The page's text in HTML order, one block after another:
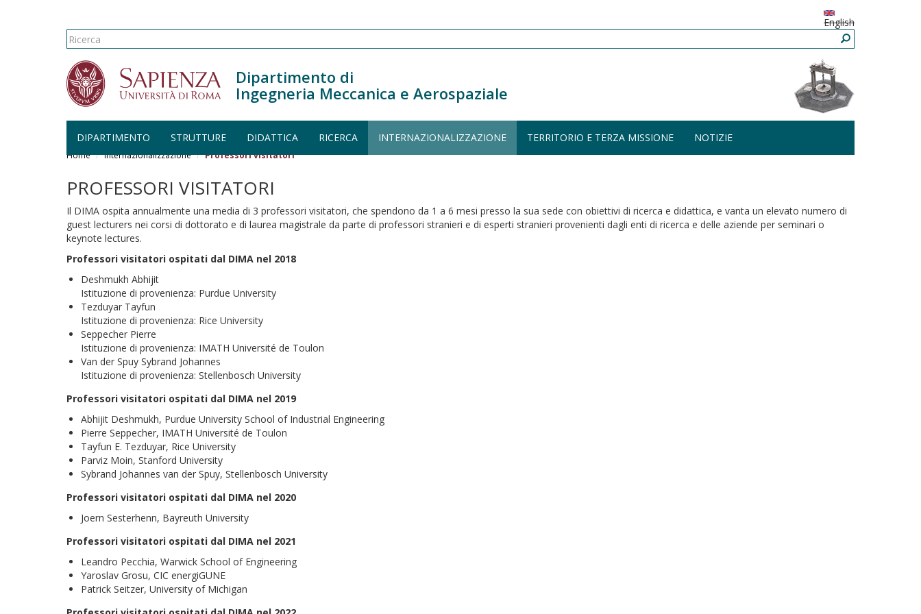
Salta al contenuto principale
English
Form di ricerca
Ricerca
Dipartimento di
Ingegneria Meccanica e Aerospaziale
DIPARTIMENTO STRUTTURE DIDATTICA RICERCA INTERNAZIONALIZZAZIONE TERRITORIO E TERZA MISSIONE NOTIZIE
Home Internazionalizzazione Professori visitatori
PROFESSORI VISITATORI
Il DIMA ospita annualmente una media di 3 professori visitatori, che spendono da 1 a 6 mesi presso la sua sede con obiettivi di ricerca e didattica, e vanta un elevato numero di
guest lecturers nei corsi di dottorato e di laurea magistrale da parte di professori stranieri e di esperti stranieri provenienti dagli enti di ricerca e delle aziende per seminari o
keynote lectures.
Professori visitatori ospitati dal DIMA nel 2018
Deshmukh Abhijit
Istituzione di provenienza: Purdue University
Tezduyar Tayfun
Istituzione di provenienza: Rice University
Seppecher Pierre
Istituzione di provenienza: IMATH Université de Toulon
Van der Spuy Sybrand Johannes
Istituzione di provenienza: Stellenbosch University
Professori visitatori ospitati dal DIMA nel 2019
Abhijit Deshmukh, Purdue University School of Industrial Engineering
Pierre Seppecher, IMATH Université de Toulon
Tayfun E. Tezduyar, Rice University
Parviz Moin, Stanford University
Sybrand Johannes van der Spuy, Stellenbosch University
Professori visitatori ospitati dal DIMA nel 2020
Joern Sesterhenn, Bayreuth University
Professori visitatori ospitati dal DIMA nel 2021
Leandro Pecchia, Warwick School of Engineering
Yaroslav Grosu, CIC energiGUNE
Patrick Seitzer, University of Michigan